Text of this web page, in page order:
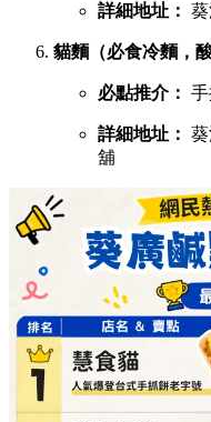
詳細地址：
貓麵（必食冷麵，
必點推介：
詳細地址： 葵
舖